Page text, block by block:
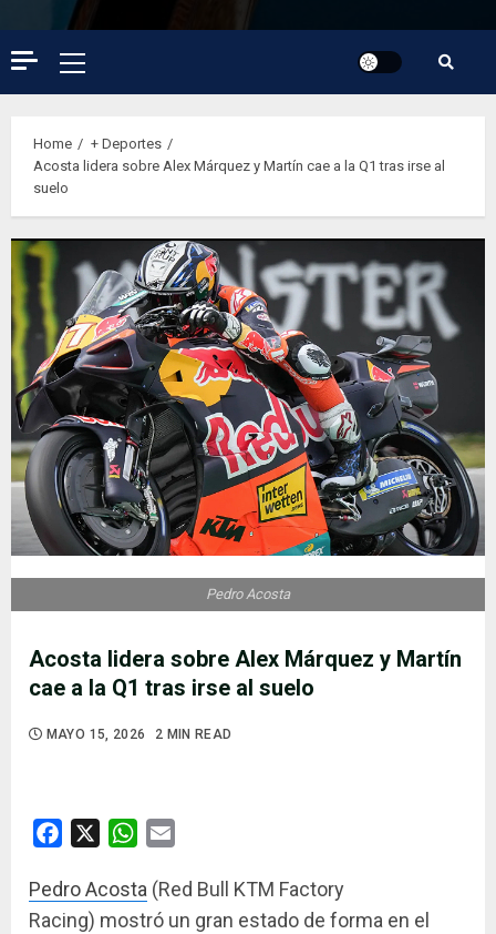
Primary
Menu
Home
+ Deportes
Acosta lidera sobre Alex Márquez y Martín cae a la Q1 tras irse al
suelo
Acosta lidera sobre Alex Márquez y Martín
cae a la Q1 tras irse al suelo
MAYO 15, 2026 2 MIN READ
Pedro Acosta
Facebook WhatsApp
Pedro Acosta (Red Bull KTM Factory
Racing) mostró un gran estado de forma en el